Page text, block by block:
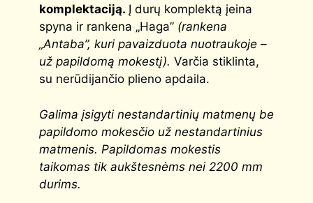
komplektaciją. Į durų komplektą įeina
spyna ir rankena „Haga” (rankena
„Antaba”, kuri pavaizduota nuotraukoje –
už papildomą mokestį). Varčia stiklinta,
su nerūdijančio plieno apdaila.
Galima įsigyti nestandartinių matmenų be
papildomo mokesčio už nestandartinius
matmenis. Papildomas mokestis
taikomas tik aukštesnėms nei 2200 mm
durims.